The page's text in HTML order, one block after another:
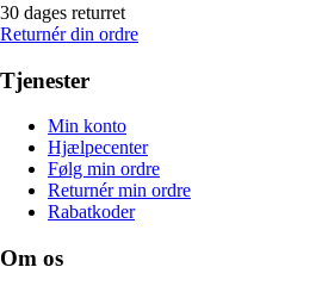
30 dages returret
Returnér din ordre
Tjenester
Min konto
Hjælpecenter
Følg min ordre
Returnér min ordre
Rabatkoder
Om os